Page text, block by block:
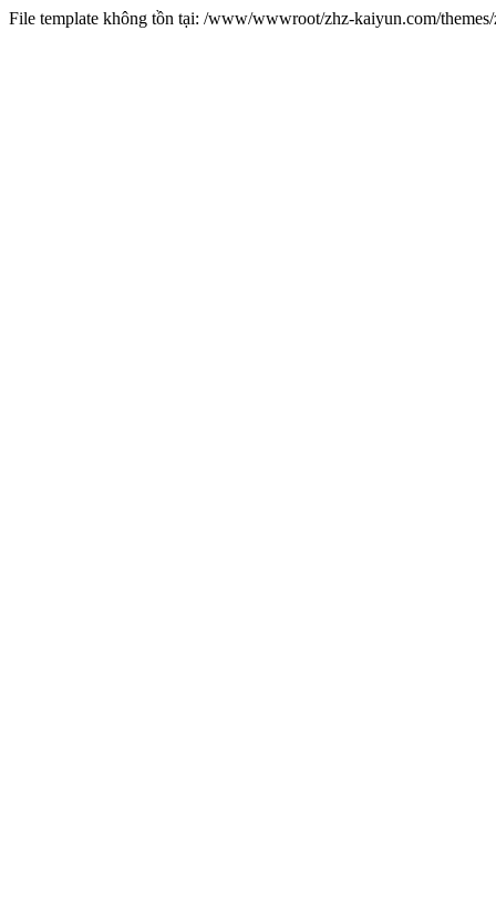
File template không tồn tại: /www/wwwroot/zhz-kaiyun.com/